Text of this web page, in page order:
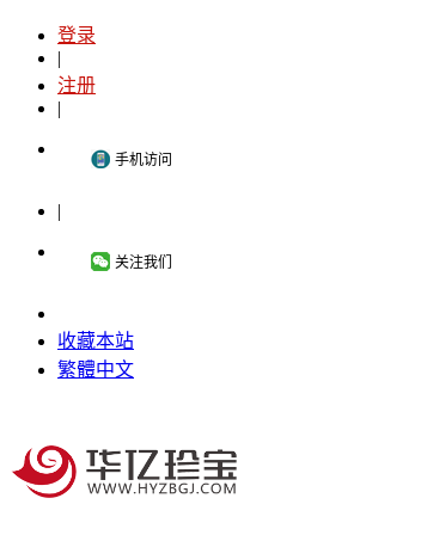
登录
|
注册
|
手机访问
|
关注我们
收藏本站
繁體中文